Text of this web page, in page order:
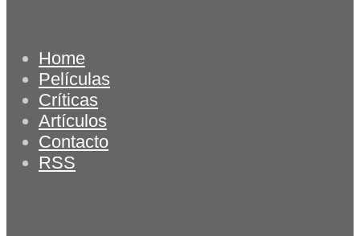
Home
Películas
Críticas
Artículos
Contacto
RSS